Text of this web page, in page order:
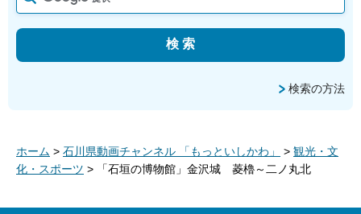
検索の方法
ホーム > 石川県動画チャンネル 「もっといしかわ」 > 観光・文
化・スポーツ > 「石垣の博物館」金沢城 菱櫓～二ノ丸北